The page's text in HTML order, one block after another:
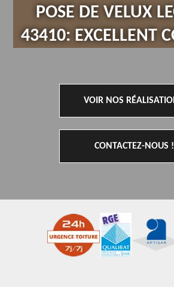
POSE DE VELUX
43410: EXCELLENT
VOIR NOS
CONTACTEZ-NOUS !